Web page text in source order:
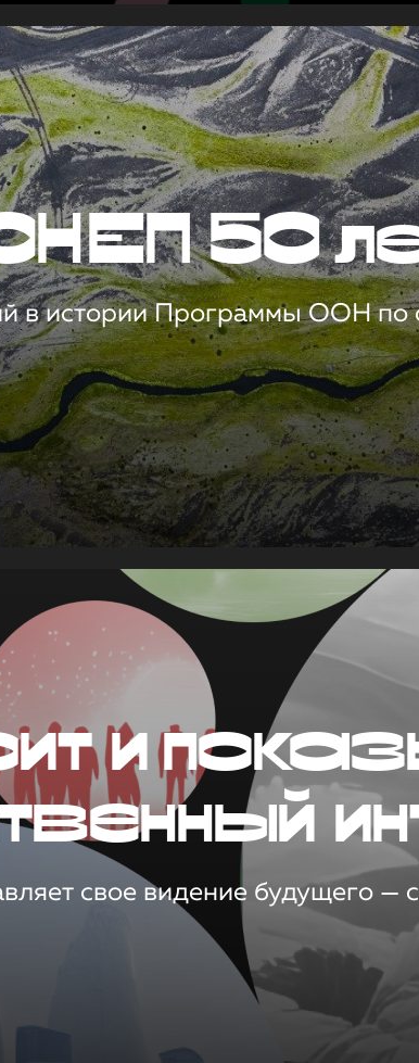
50
в истории Программы ООН
и
свое видение будущего —